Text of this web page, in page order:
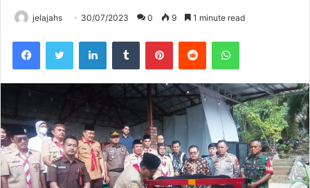
jelajahs 30/07/2023 0 9 1 minute read